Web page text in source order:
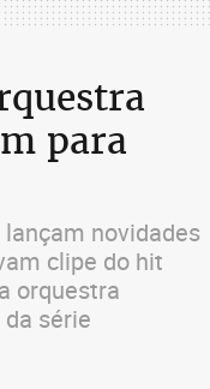
para
novidades
clipe do hit
orquestra
série